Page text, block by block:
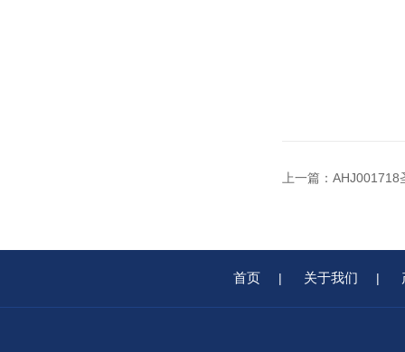
上一篇： AHJ001718
首页 | 关于我们 |